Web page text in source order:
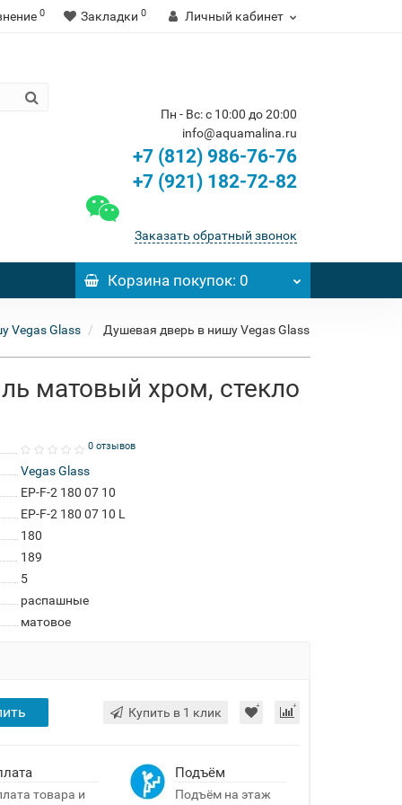
0 Закладки 0 Личный кабинет
Пн - Вс: с 10:00 до 20:00
info@aquamalina.ru
+7 (812) 986-76-76
+7 (921) 182-72-82
Заказать обратный звонок
Корзинапокупок: 0
Vegas Glass Душевая дверь в нишу Vegas Glass
матовый хром, стекло
0 отзывов
Vegas Glass
EP-F-2 180 07 10
EP-F-2 180 07 10 L
180
189
5
распашные
матовое
Купить в 1 клик
товара и
Подъём
Подъём на этаж